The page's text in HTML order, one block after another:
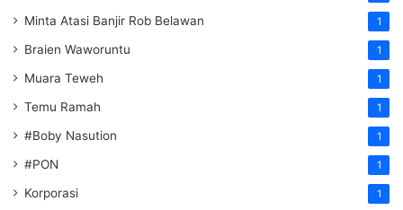
Minta Atasi Banjir Rob Belawan 1
Braien Waworuntu 1
Muara Teweh 1
Temu Ramah 1
#Boby Nasution 1
#PON 1
Korporasi 1